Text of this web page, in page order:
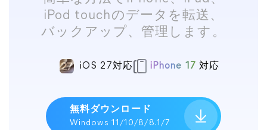
iPod touchのデータを転送、
バックアップ、管理します。
iOS 27対応 iPhone 17 対応
無料ダウンロード
Windows 11/10/8/8.1/7